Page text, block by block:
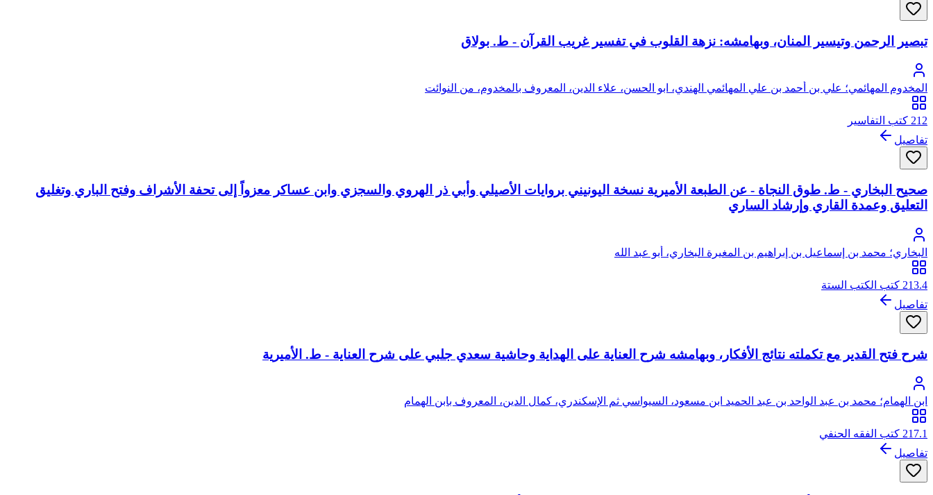
تبصير الرحمن وتيسير المنان، وبهامشه: نزهة القلوب في تفسير غريب القرآن - ط. بولاق
المخدوم المهائمي؛ علي بن أحمد بن علي المهائمي الهندي، ابو الحسن، علاء الدين، المعروف بالمخدوم، من النوائت
212 كتب التفاسير
تفاصيل
صحيح البخاري - ط. طوق النجاة - عن الطبعة الأميرية نسخة اليونيني بروايات الأصيلي وأبي ذر الهروي والسجزي وابن عساكر معزواً إلى تحفة الأشراف وفتح الباري وتغليق
التعليق وعمدة القاري وإرشاد الساري
البخاري؛ محمد بن إسماعيل بن إبراهيم بن المغيرة البخاري، أبو عبد الله
213.4 كتب الكتب الستة
تفاصيل
شرح فتح القدير مع تكملته نتائج الأفكار، وبهامشه شرح العناية على الهداية وحاشية سعدي جلبي على شرح العناية - ط. الأميرية
ابن الهمام؛ محمد بن عبد الواحد بن عبد الحميد ابن مسعود، السيواسي ثم الإسكندري، كمال الدين، المعروف بابن الهمام
217.1 كتب الفقه الحنفي
تفاصيل